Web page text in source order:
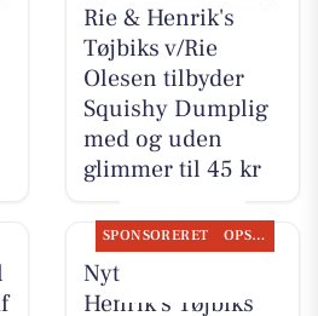
Rie & Henrik's
Tøjbiks v/Rie
Olesen tilbyder
Squishy Dumplig
med og uden
glimmer til 45 kr
SPONSORERET OPSLAGSTAVLEN
Nyt fra Rie &
Henrik's Tøjbiks